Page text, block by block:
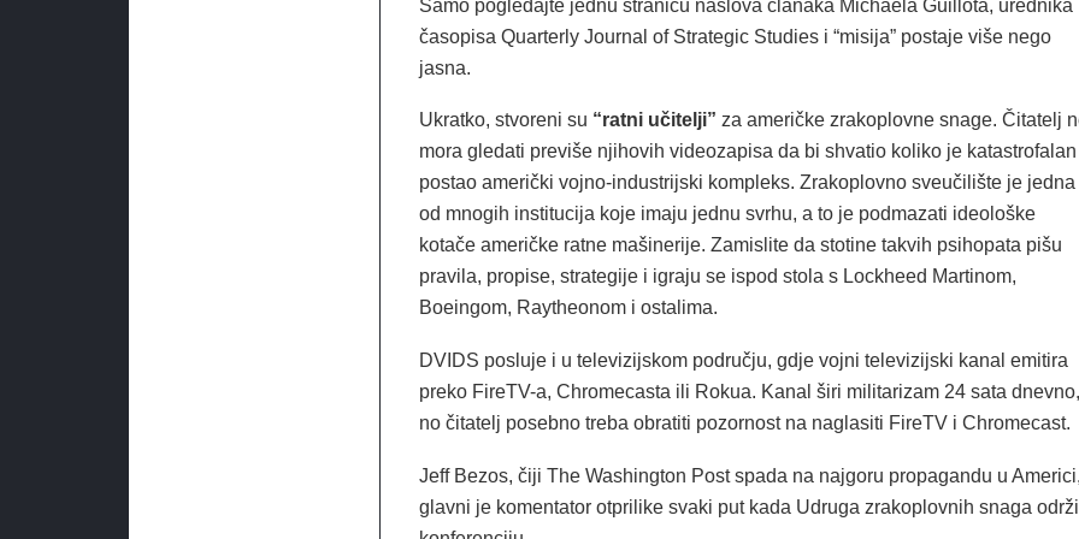
Samo pogledajte jednu stranicu naslova članaka Michaela Guillota, urednika
časopisa Quarterly Journal of Strategic Studies i “misija” postaje više nego
jasna.
Ukratko, stvoreni su “ratni učitelji” za američke zrakoplovne snage. Čitatelj
mora gledati previše njihovih videozapisa da bi shvatio koliko je katastrofalan
postao američki vojno-industrijski kompleks. Zrakoplovno sveučilište je jedna
od mnogih institucija koje imaju jednu svrhu, a to je podmazati ideološke
kotače američke ratne mašinerije. Zamislite da stotine takvih psihopata pišu
pravila, propise, strategije i igraju se ispod stola s Lockheed Martinom,
Boeingom, Raytheonom i ostalima.
DVIDS posluje i u televizijskom području, gdje vojni televizijski kanal emitira
preko FireTV-a, Chromecasta ili Rokua. Kanal širi militarizam 24 sata dnevno,
no čitatelj posebno treba obratiti pozornost na naglasiti FireTV i Chromecast.
Jeff Bezos, čiji The Washington Post spada na najgoru propagandu u Americi,
glavni je komentator otprilike svaki put kada Udruga zrakoplovnih snaga održi